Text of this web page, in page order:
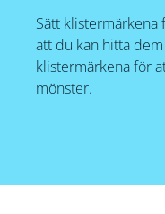
Sätt klistermärkena
att du kan hitta
klistermärkena för
mönster.